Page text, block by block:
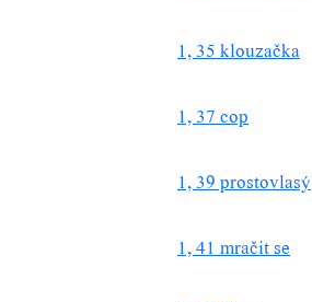
1, 35 klouzačka
1, 37 cop
1, 39 prostovlasý
1, 41 mračit se